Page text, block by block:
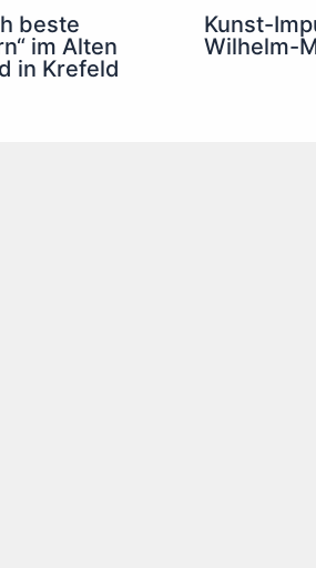
beste
im Alten
in Krefeld
Kunst-
Wilhelm-